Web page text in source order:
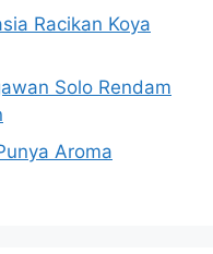
Racikan Koya
Solo Rendam
Aroma